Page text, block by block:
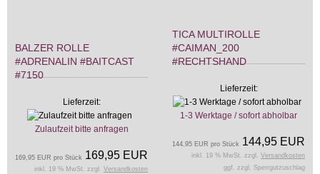
BALZER ROLLE
#ADRENALIN #BAITCAST
#7150
Lieferzeit:
Zulaufzeit bitte anfragen
169,95 EUR
169,95 EUR pro Stück
inkl. 19 % MwSt. zzgl. Versandkosten
TICA MULTIROLLE
#CAIMAN_200
#RECHTSHAND
Lieferzeit:
1-3 Werktage / sofort abholbar
144,95 EUR
144,95 EUR pro Stück
inkl. 19 % MwSt. zzgl. Versandkosten
ggf. zzgl. Sperrgutzuschlag